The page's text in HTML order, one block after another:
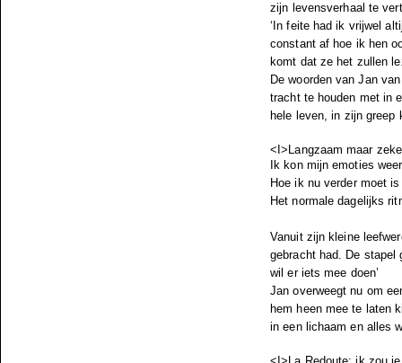
zijn levensverhaal te
‘In feite had ik vrijwel
constant af hoe ik hen
komt dat ze het zullen
De woorden van Jan
tracht te houden met in
hele leven, in zijn greep
<I>Langzaam maar
Ik kon mijn emoties
Hoe ik nu verder moet
Het normale dagelijks
Vanuit zijn kleine
gebracht had. De stapel
wil er iets mee doen’
Jan overweegt nu om
hem heen mee te laten
in een lichaam en alles